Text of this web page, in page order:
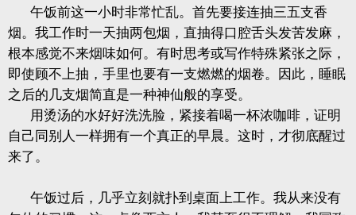
午饭前这一小时非常忙乱。首先要接连抽三五支香
烟。我工作时一天抽两包烟，直抽得口腔舌头发苦发麻，
根本感觉不来烟味如何。有时思考或写作特殊紧张之际，
即使顾不上抽，手里也要有一支燃燃的烟卷。因此，睡眠
之后的几支烟简直是一种神仙般的享受。
用烫汤的水好好洗洗脸，紧接着喝一杯浓咖啡，证明
自己同别人一样拥有一个真正的早晨。这时，才彻底醒过
来了。
午饭过后，几乎立刻就扑到桌面上工作。我从来没有